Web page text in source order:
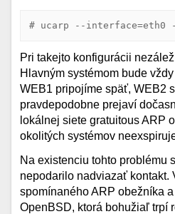
# ucarp --interface=eth0
Pri takejto konfigurácii
Hlavným systémom bude
WEB1 pripojíme späť, WEB2
pravdepodobne prejaví
lokálnej siete gratuitous ARP
okolitých systémov
Na existenciu tohto problému
nepodarilo nadviazať kontakt.
spomínaného ARP obežníka
OpenBSD, ktorá bohužiaľ trpí